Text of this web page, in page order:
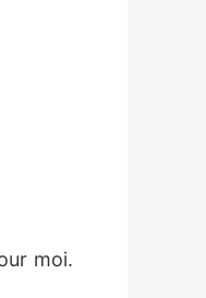
moi.